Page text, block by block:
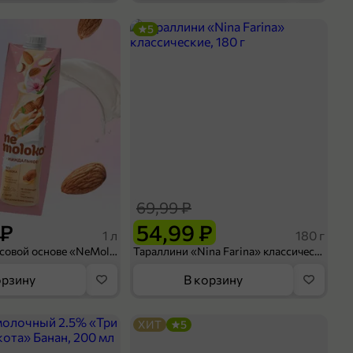
1 л
Напиток на рисовой основе «NeMoloko» «Миндальный», 1 л
54,99 ₽
69,99 ₽
180 г
Тараллини «Nina Farina» классические, 180 г
5
В корзину
ХИТ 5